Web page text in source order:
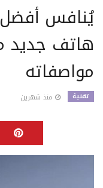
يُنافس
هاتف جديد
مواصفاته
تقنية منذ شهرين